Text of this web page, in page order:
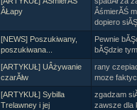
ÂŁapy
ÂśmierĂŚ
dopiero
[NEWS] Poszukiwany,
poszukiwana...
Pewnie
bĂŞdzie
[ARTYKUŁ] UÂżywanie
czarĂłw
rany
moze
[ARTYKUŁ] Sybilla
Trelawney i jej
zgadzam
zawsze dla